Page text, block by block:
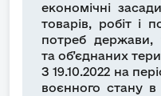
економічні
товарів, робіт і
потреб держави,
та об’єднаних
З 19.10.2022 на
воєнного стану в